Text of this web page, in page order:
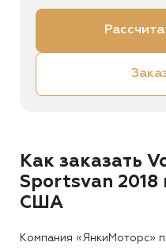
Как заказать
Sportsvan 2018
США
Компания «ЯнкиМоторс»